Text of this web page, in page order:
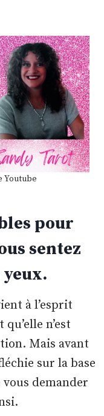
Youtube
pour
sentez
à l’esprit
n’est
Mais avant
sur la base
demander